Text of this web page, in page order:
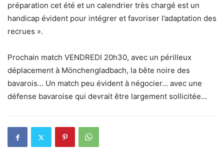
préparation cet été et un calendrier très chargé est un
handicap évident pour intégrer et favoriser l’adaptation des
recrues ».
Prochain match VENDREDI 20h30, avec un périlleux
déplacement à Mönchengladbach, la bête noire des
bavarois… Un match peu évident à négocier… avec une
défense bavaroise qui devrait être largement sollicitée…